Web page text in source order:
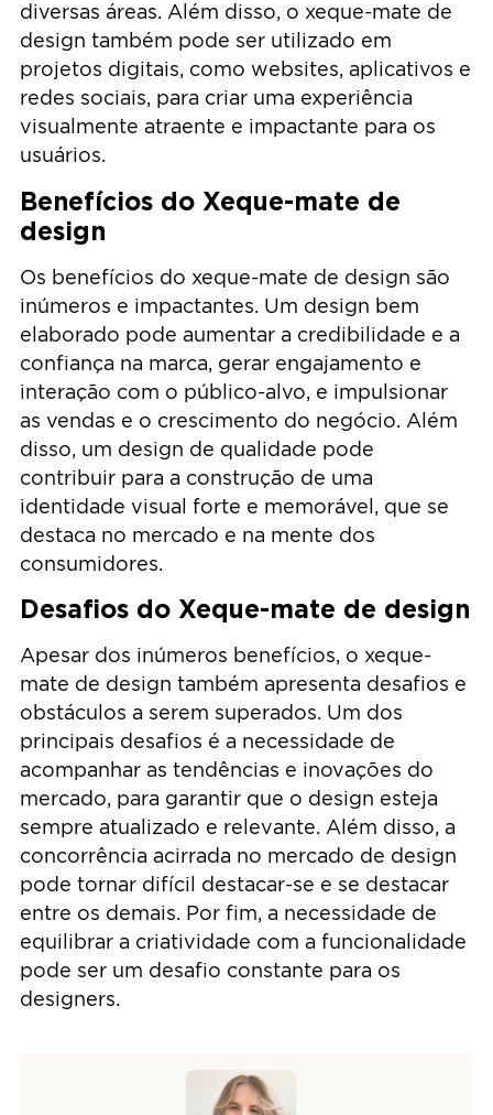
diversas áreas. Além disso, o xeque-mate de
design também pode ser utilizado em
projetos digitais, como websites, aplicativos e
redes sociais, para criar uma experiência
visualmente atraente e impactante para os
usuários.
Benefícios do Xeque-mate de
design
Os benefícios do xeque-mate de design são
inúmeros e impactantes. Um design bem
elaborado pode aumentar a credibilidade e a
confiança na marca, gerar engajamento e
interação com o público-alvo, e impulsionar
as vendas e o crescimento do negócio. Além
disso, um design de qualidade pode
contribuir para a construção de uma
identidade visual forte e memorável, que se
destaca no mercado e na mente dos
consumidores.
Desafios do Xeque-mate de design
Apesar dos inúmeros benefícios, o xeque-
mate de design também apresenta desafios e
obstáculos a serem superados. Um dos
principais desafios é a necessidade de
acompanhar as tendências e inovações do
mercado, para garantir que o design esteja
sempre atualizado e relevante. Além disso, a
concorrência acirrada no mercado de design
pode tornar difícil destacar-se e se destacar
entre os demais. Por fim, a necessidade de
equilibrar a criatividade com a funcionalidade
pode ser um desafio constante para os
designers.